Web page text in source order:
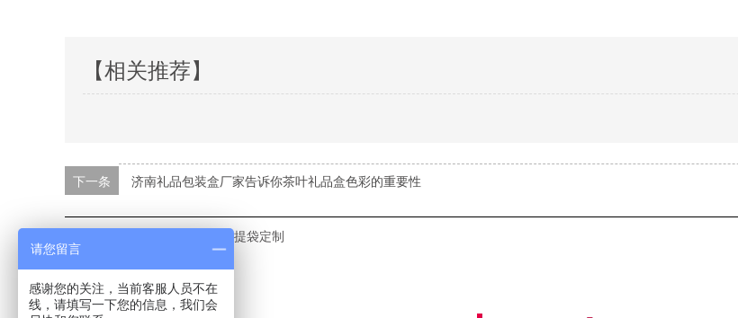
【相关推荐】
下一条 济南礼品包装盒厂家告诉你茶叶礼品盒色彩的重要性
手提袋定制
请您留言
感谢您的关注，当前客服人员不在
线，请填写一下您的信息，我们会